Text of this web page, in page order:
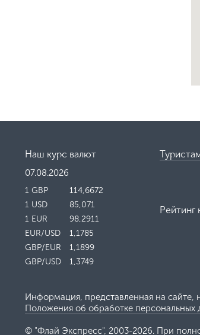
Наш курс валют
07.08.2026
1 GBP
114,6672
1 USD
85,071
1 EUR
98,2911
EUR/USD
1,1785
GBP/EUR
1,1899
GBP/USD
1,3749
Рейтинг
Информация, представленная на сайте,
Положения об обработке персональных
© "Флай Экспресс", 2003-2026. При